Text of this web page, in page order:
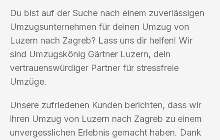
Du bist auf der Suche nach einem zuverlässigen
Umzugsunternehmen für deinen Umzug von
Luzern nach Zagreb? Lass uns dir helfen! Wir
sind Umzugskönig Gärtner Luzern, dein
vertrauenswürdiger Partner für stressfreie
Umzüge.
Unsere zufriedenen Kunden berichten, dass wir
ihren Umzug von Luzern nach Zagreb zu einem
unvergesslichen Erlebnis gemacht haben. Dank